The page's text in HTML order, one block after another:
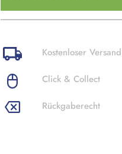
Kostenloser Versand
Click & Collect
Rückgaberecht